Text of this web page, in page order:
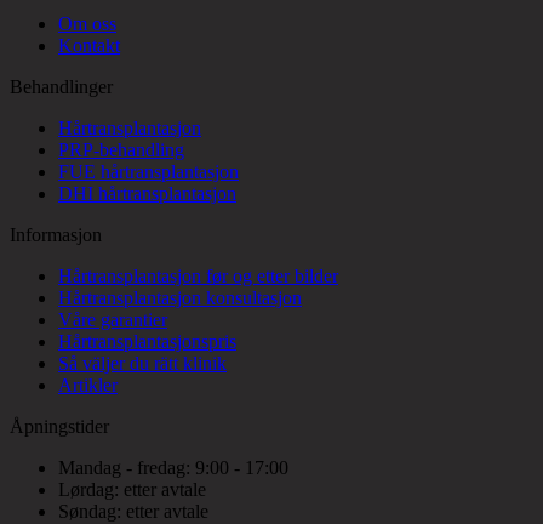
Om oss
Kontakt
Behandlinger
Hårtransplantasjon
PRP-behandling
FUE hårtransplantasjon
DHI hårtransplantasjon
Informasjon
Hårtransplantasjon før og etter bilder
Hårtransplantasjon konsultasjon
Våre garantier
Hårtransplantasjonspris
Så väljer du rätt klinik
Artikler
Åpningstider
Mandag - fredag: 9:00 - 17:00
Lørdag: etter avtale
Søndag: etter avtale